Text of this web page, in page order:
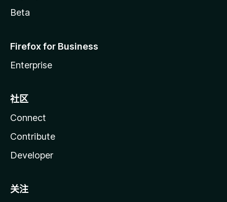
Beta
Firefox for Business
Enterprise
社区
Connect
Contribute
Developer
关注